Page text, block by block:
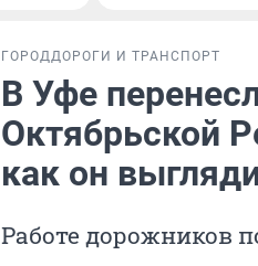
ГОРОДДОРОГИ И ТРАНСПОРТ
В Уфе
Октябрьской
как он
Работе дорожников